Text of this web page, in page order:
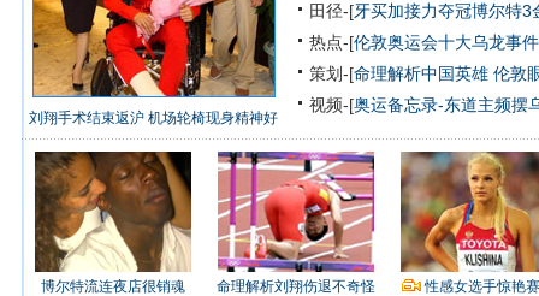
刘翔手术结束返沪 机场轮椅现身精神好
田径-[牙买加接力夺冠博尔特3
热点-[伦敦奥运会十大乌龙事件
策划-[命理解析中国英雄 伦敦
视频-[奥运备忘录-东道主频摆
博尔特流连夜店很销魂 命理解析刘翔伤退不奇怪 性感女选手惊艳